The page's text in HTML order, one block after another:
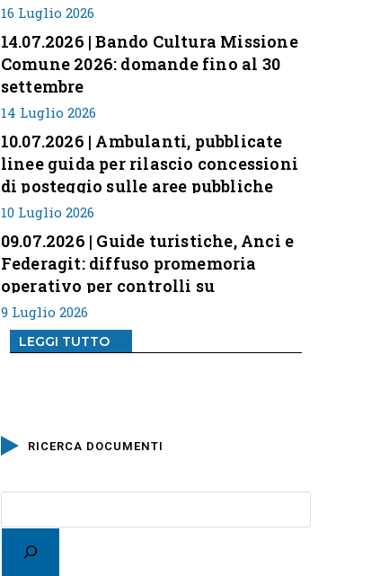
corrispettivi
16 Luglio 2026
14.07.2026 | Bando Cultura Missione
Comune 2026: domande fino al 30
settembre
14 Luglio 2026
10.07.2026 | Ambulanti, pubblicate
linee guida per rilascio concessioni
di posteggio sulle aree pubbliche
10 Luglio 2026
09.07.2026 | Guide turistiche, Anci e
Federagit: diffuso promemoria
operativo per controlli su
professione
9 Luglio 2026
LEGGI TUTTO
RICERCA DOCUMENTI